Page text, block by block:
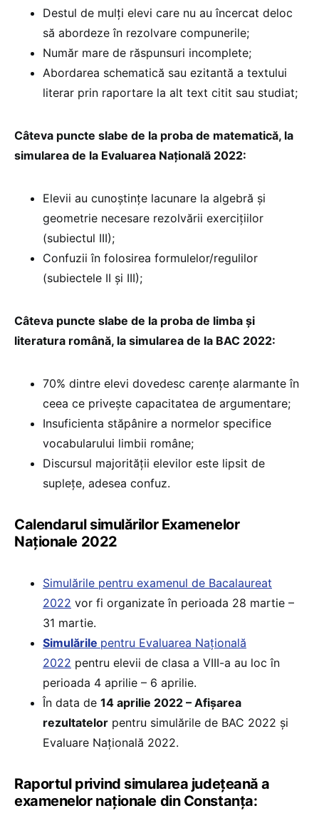
Destul de mulți elevi care nu au încercat deloc
să abordeze în rezolvare compunerile;
Număr mare de răspunsuri incomplete;
Abordarea schematică sau ezitantă a textului
literar prin raportare la alt text citit sau studiat;
Câteva puncte slabe de la proba de matematică, la
simularea de la Evaluarea Națională 2022:
Elevii au cunoștințe lacunare la algebră și
geometrie necesare rezolvării exercițiilor
(subiectul III);
Confuzii în folosirea formulelor/regulilor
(subiectele II și III);
Câteva puncte slabe de la proba de limba și
literatura română, la simularea de la BAC 2022:
70% dintre elevi dovedesc carențe alarmante în
ceea ce privește capacitatea de argumentare;
Insuficienta stăpânire a normelor specifice
vocabularului limbii române;
Discursul majorității elevilor este lipsit de
suplețe, adesea confuz.
Calendarul simulărilor Examenelor
Naționale 2022
Simulările pentru examenul de Bacalaureat
2022 vor fi organizate în perioada 28 martie –
31 martie.
Simulările pentru Evaluarea Națională
2022 pentru elevii de clasa a VIII-a au loc în
perioada 4 aprilie – 6 aprilie.
În data de 14 aprilie 2022 – Afișarea
rezultatelor pentru simulările de BAC 2022 și
Evaluare Națională 2022.
Raportul privind simularea județeană a
examenelor naționale din Constanța: